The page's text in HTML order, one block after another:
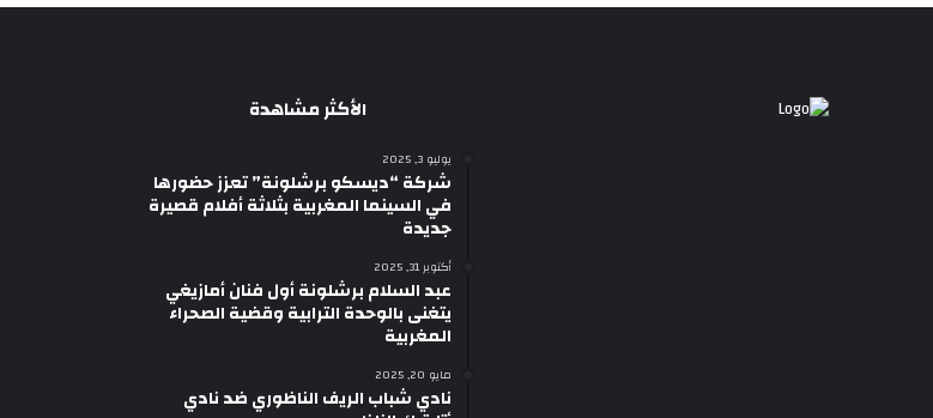
الأكثر مشاهدة
يوليو 3, 2025
شركة “ديسكو برشلونة” تعزز حضورها
في السينما المغربية بثلاثة أفلام قصيرة
جديدة
أكتوبر 31, 2025
عبد السلام برشلونة أول فنان أمازيغي
يتغنى بالوحدة الترابية وقضية الصحراء
المغربية
مايو 20, 2025
نادي شباب الريف الناظوري ضد نادي